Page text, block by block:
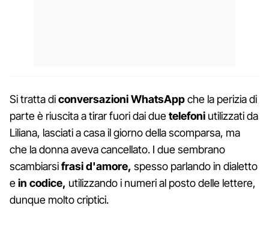
Si tratta diconversazioni WhatsAppche la perizia di
parte è riuscita a tirar fuori dai duetelefoni utilizzati da
Liliana, lasciati a casa il giorno della scomparsa, ma
che la donna aveva cancellato. I due sembrano
scambiarsifrasi d'amore, spesso parlando in dialetto
ein codice, utilizzando i numeri al posto delle lettere,
dunque molto criptici.